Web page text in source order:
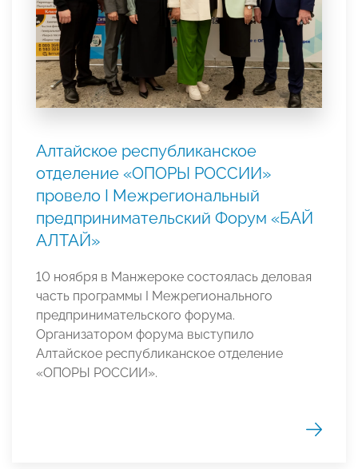
Алтайское республиканское
отделение «ОПОРЫ РОССИИ»
провело I Межрегиональный
предпринимательский Форум «БАЙ
АЛТАЙ»
10 ноября в Манжероке состоялась деловая
часть программы I Межрегионального
предпринимательского форума.
Организатором форума выступило
Алтайское республиканское отделение
«ОПОРЫ РОССИИ».